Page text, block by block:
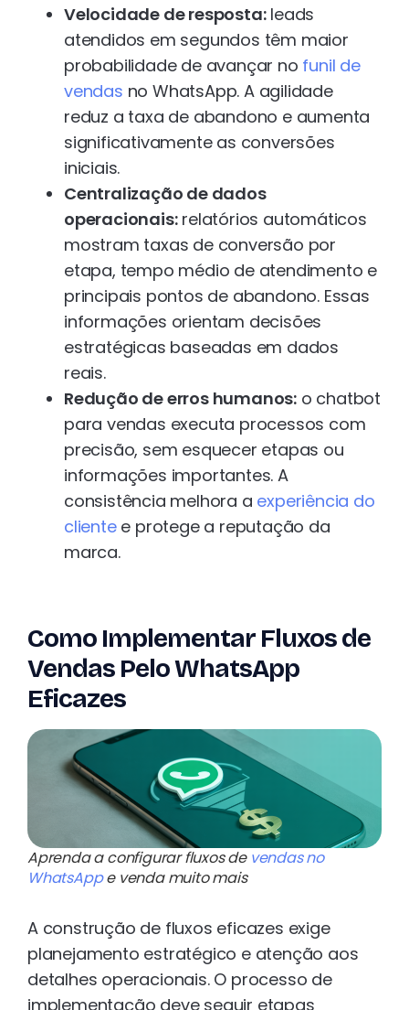
Velocidade de resposta:leads
atendidos em segundos têm maior
probabilidade de avançar no funil de
vendas no WhatsApp. A agilidade
reduz a taxa de abandono e aumenta
significativamente as conversões
iniciais.
Centralização de dados
operacionais:relatórios automáticos
mostram taxas de conversão por
etapa, tempo médio de atendimento e
principais pontos de abandono. Essas
informações orientam decisões
estratégicas baseadas em dados
reais.
Redução de erros humanos: o chatbot
para vendas executa processos com
precisão, sem esquecer etapas ou
informações importantes. A
consistência melhora a experiência do
clientee protege a reputação da
marca.
Como Implementar Fluxos de
Vendas Pelo WhatsApp
Eficazes
Aprenda a configurar fluxos de vendas no
WhatsAppe venda muito mais
A construção de fluxos eficazes exige
planejamento estratégico e atenção aos
detalhes operacionais. O processo de
implementação deve seguir etapas